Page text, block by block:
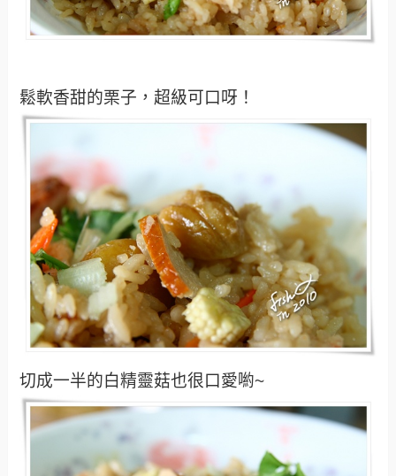
鬆軟香甜的栗子，超級可口呀！
切成一半的白精靈菇也很口愛喲~